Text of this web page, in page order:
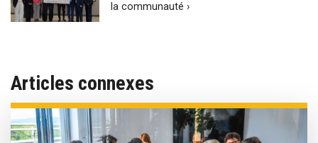
la communauté ›
Articles connexes